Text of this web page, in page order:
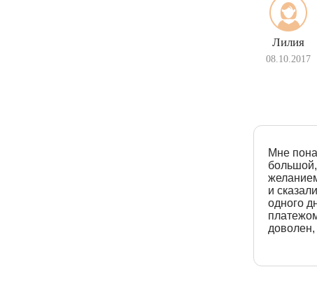
Лилия
08.10.2017
Мне
большой,
и
одного
доволен,